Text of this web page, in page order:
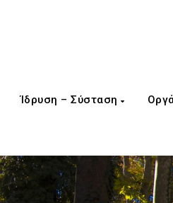
Ίδρυση – Σύσταση